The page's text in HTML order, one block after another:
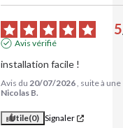
5
Avis vérifié
installation facile !
Avis du20/07/2026, suite à
Nicolas B.
Utile(0) Signaler